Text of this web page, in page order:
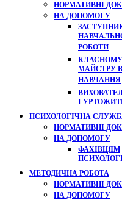
НОРМАТИВНІ
НА ДОПОМОГУ
РОБОТИ
КЛАСНОМУ
МАЙСТРУ
НАВЧАННЯ
ПСИХОЛОГІЧНА
НОРМАТИВНІ
НА ДОПОМОГУ
ФАХІВЦЯМ
МЕТОДИЧНА РОБОТА
НОРМАТИВНІ
НА ДОПОМОГУ